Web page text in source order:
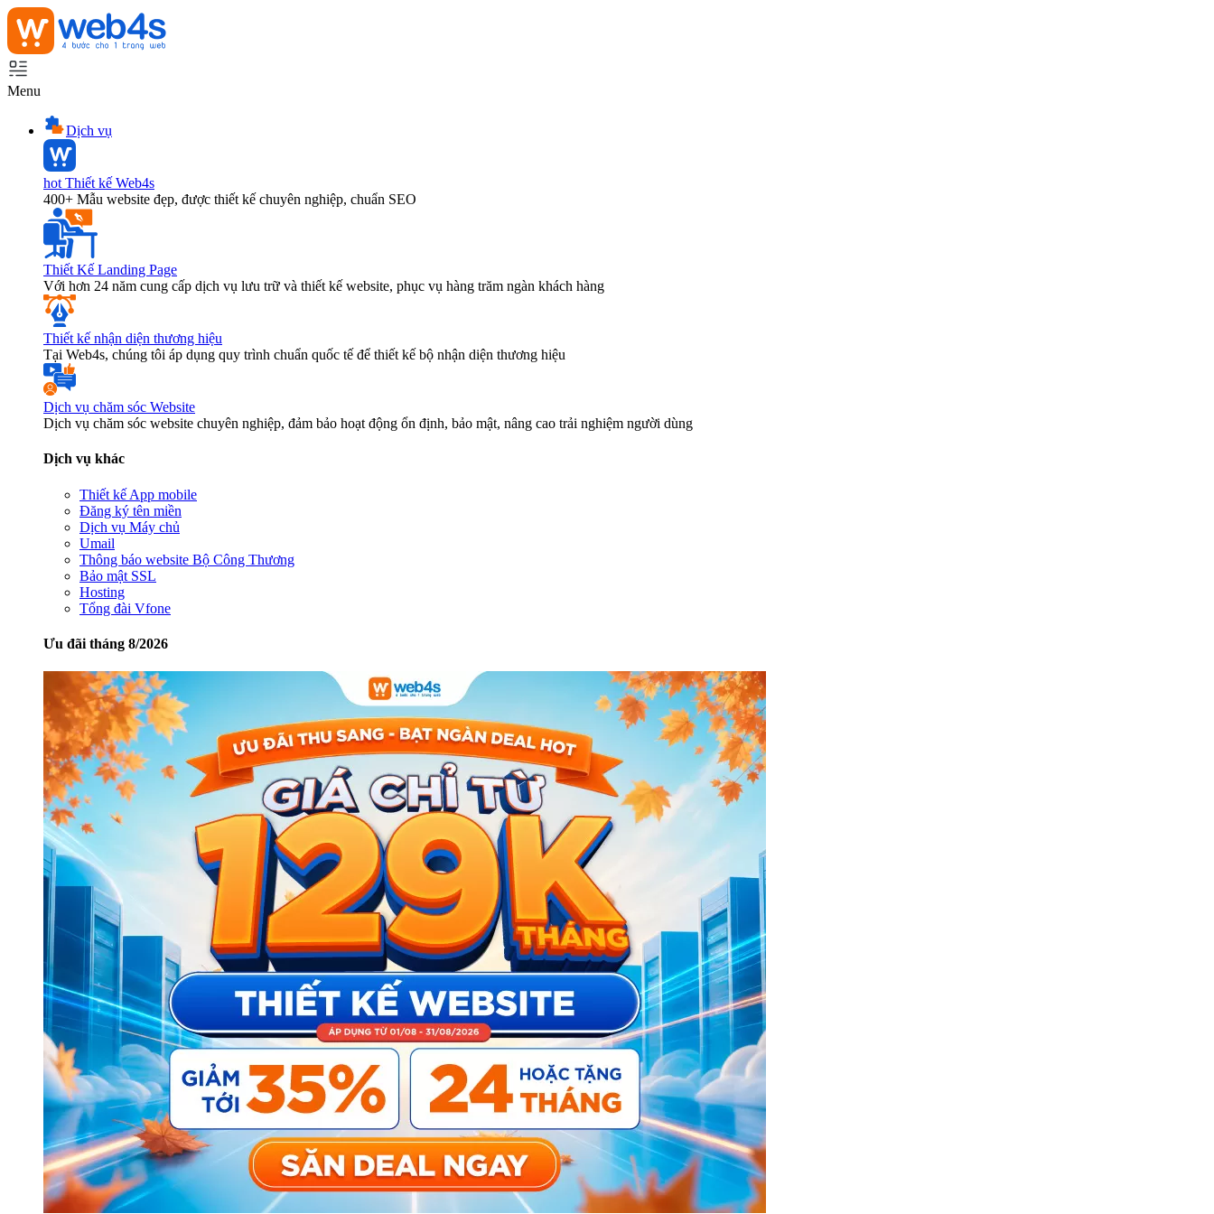
Menu
Dịch vụ
hot Thiết kế Web4s
400+ Mẫu website đẹp, được thiết kế chuyên nghiệp, chuẩn SEO
Thiết Kế Landing Page
Với hơn 24 năm cung cấp dịch vụ lưu trữ và thiết kế website, phục vụ hàng trăm ngàn khách hàng
Thiết kế nhận diện thương hiệu
Tại Web4s, chúng tôi áp dụng quy trình chuẩn quốc tế để thiết kế bộ nhận diện thương hiệu
Dịch vụ chăm sóc Website
Dịch vụ chăm sóc website chuyên nghiệp, đảm bảo hoạt động ổn định, bảo mật, nâng cao trải nghiệm người dùng
Dịch vụ khác
Thiết kế App mobile
Đăng ký tên miền
Dịch vụ Máy chủ
Umail
Thông báo website Bộ Công Thương
Bảo mật SSL
Hosting
Tổng đài Vfone
Ưu đãi tháng 8/2026